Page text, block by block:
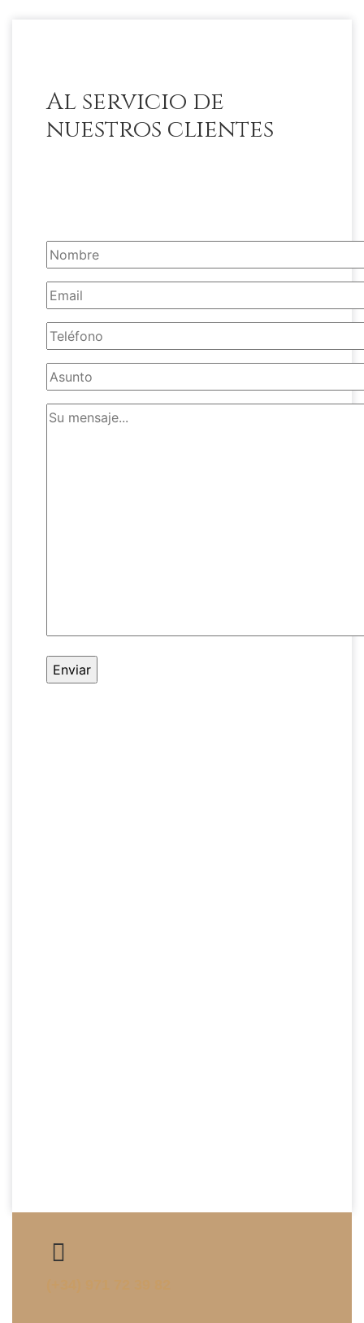
Al servicio de
nuestros clientes